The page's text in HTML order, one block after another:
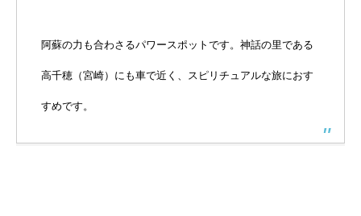
阿蘇の力も合わさるパワースポットです。神話の里である
高千穂（宮崎）にも車で近く、スピリチュアルな旅におす
すめです。